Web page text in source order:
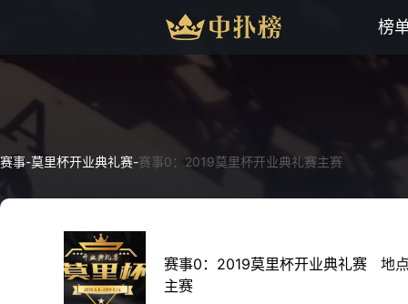
榜
赛事-莫里杯开业典礼赛-赛事0：2019莫里杯开业典礼赛主赛
赛事0：2019莫里杯开业典礼赛
主赛
地